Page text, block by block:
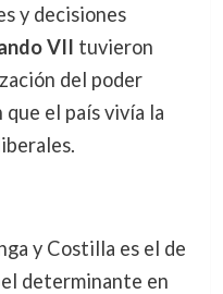
y decisiones
VII tuvieron
del poder
el país vivía la
y Costilla es el de
determinante en